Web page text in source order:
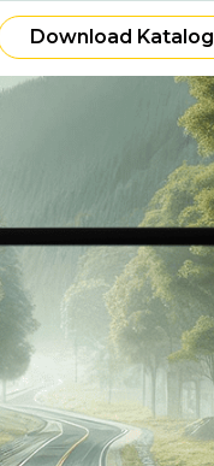
Download Katalog